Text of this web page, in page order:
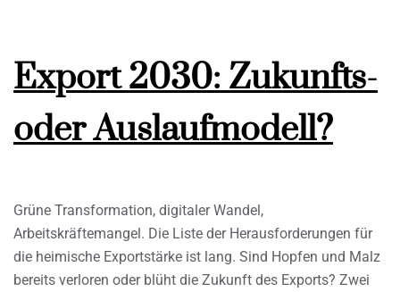
Export 2030: Zukunfts-
oder Auslaufmodell?
Grüne Transformation, digitaler Wandel,
Arbeitskräftemangel. Die Liste der Herausforderungen für
die heimische Exportstärke ist lang. Sind Hopfen und Malz
bereits verloren oder blüht die Zukunft des Exports? Zwei